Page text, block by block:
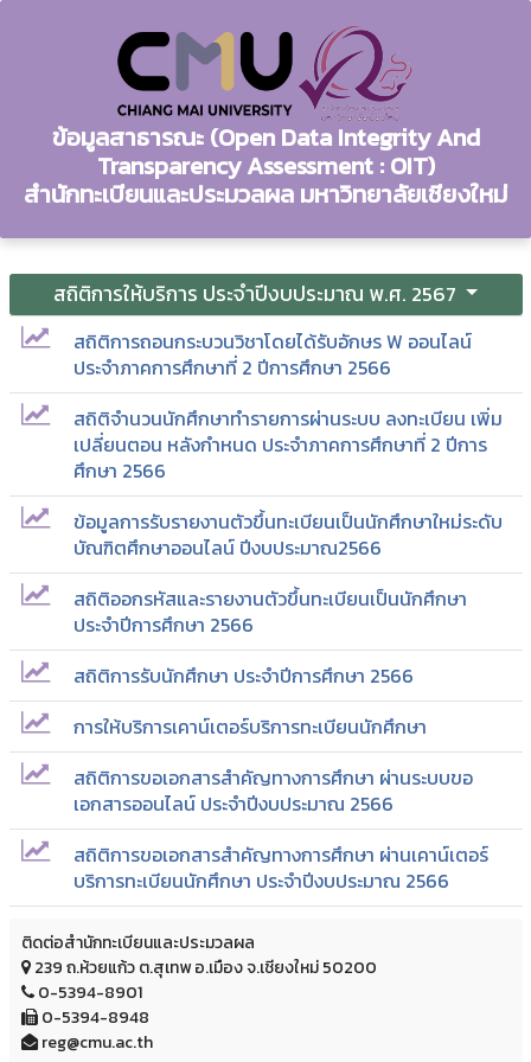
ข้อมูลสาธารณะ (Open Data Integrity And
Transparency Assessment : OIT)
สำนักทะเบียนและประมวลผล มหาวิทยาลัยเชียงใหม่
สถิติการให้บริการ ประจำปีงบประมาณ พ.ศ. 2567
สถิติการถอนกระบวนวิชาโดยได้รับอักษร W ออนไลน์
ประจำภาคการศึกษาที่ 2 ปีการศึกษา 2566
สถิติจำนวนนักศึกษาทำรายการผ่านระบบ ลงทะเบียน เพิ่ม
เปลี่ยนตอน หลังกำหนด ประจำภาคการศึกษาที่ 2 ปีการ
ศึกษา 2566
ข้อมูลการรับรายงานตัวขึ้นทะเบียนเป็นนักศึกษาใหม่ระดับ
บัณฑิตศึกษาออนไลน์ ปีงบประมาณ2566
สถิติออกรหัสและรายงานตัวขึ้นทะเบียนเป็นนักศึกษา
ประจำปีการศึกษา 2566
สถิติการรับนักศึกษา ประจำปีการศึกษา 2566
การให้บริการเคาน์เตอร์บริการทะเบียนนักศึกษา
สถิติการขอเอกสารสำคัญทางการศึกษา ผ่านระบบขอ
เอกสารออนไลน์ ประจำปีงบประมาณ 2566
สถิติการขอเอกสารสำคัญทางการศึกษา ผ่านเคาน์เตอร์
บริการทะเบียนนักศึกษา ประจำปีงบประมาณ 2566
ติดต่อสำนักทะเบียนและประมวลผล
239 ถ.ห้วยแก้ว ต.สุเทพ อ.เมือง จ.เชียงใหม่ 50200
0-5394-8901
0-5394-8948
reg@cmu.ac.th